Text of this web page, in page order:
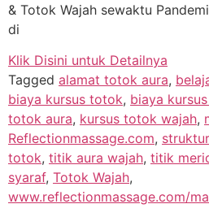
& Totok Wajah sewaktu
di
Klik Disini untuk Detailnya
Tagged alamat totok aura,
biaya kursus totok, biaya
totok aura, kursus totok wajah,
Reflectionmassage.com,
totok, titik aura wajah, titik
syaraf, Totok Wajah,
www.reflectionmassage.com/